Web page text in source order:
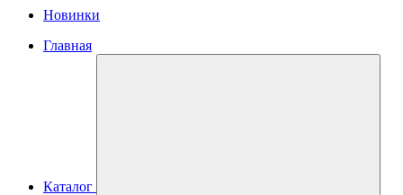
Новинки
Главная
Каталог